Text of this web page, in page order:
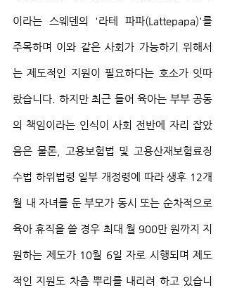
이라는 스웨덴의 '라테 파파(Lattepapa)'를
주목하며 이와 같은 사회가 가능하기 위해서
는 제도적인 지원이 필요하다는 호소가 잇따
랐습니다. 하지만 최근 들어 육아는 부부 공동
의 책임이라는 인식이 사회 전반에 자리 잡았
음은 물론, 고용보험법 및 고용산재보험료징
수법 하위법령 일부 개정령에 따라 생후 12개
월 내 자녀를 둔 부모가 동시 또는 순차적으로
육아 휴직을 쓸 경우 최대 월 900만 원까지 지
원하는 제도가 10월 6일 자로 시행되며 제도
적인 지원도 차츰 뿌리를 내리려 하고 있습니